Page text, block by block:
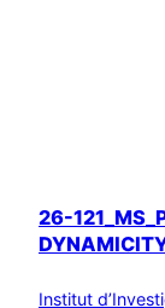
26-
Institut